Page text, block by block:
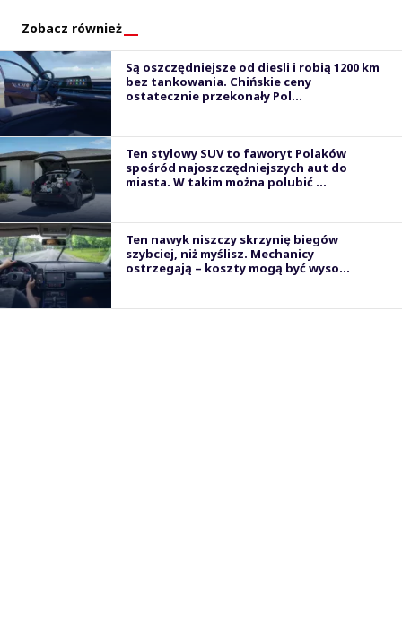
Zobacz również
Są oszczędniejsze od diesli i robią 1200 km
bez tankowania. Chińskie ceny
ostatecznie przekonały Pol...
Ten stylowy SUV to faworyt Polaków
spośród najoszczędniejszych aut do
miasta. W takim można polubić ...
Ten nawyk niszczy skrzynię biegów
szybciej, niż myślisz. Mechanicy
ostrzegają – koszty mogą być wyso...